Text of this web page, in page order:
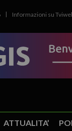
Informazioni su
ATTUALITA’